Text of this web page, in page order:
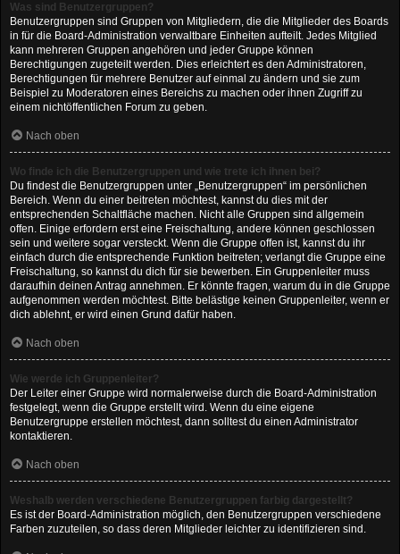
Was sind Benutzergruppen?
Benutzergruppen sind Gruppen von Mitgliedern, die die Mitglieder des Boards
in für die Board-Administration verwaltbare Einheiten aufteilt. Jedes Mitglied
kann mehreren Gruppen angehören und jeder Gruppe können
Berechtigungen zugeteilt werden. Dies erleichtert es den Administratoren,
Berechtigungen für mehrere Benutzer auf einmal zu ändern und sie zum
Beispiel zu Moderatoren eines Bereichs zu machen oder ihnen Zugriff zu
einem nichtöffentlichen Forum zu geben.
Nach oben
Wo finde ich die Benutzergruppen und wie trete ich ihnen bei?
Du findest die Benutzergruppen unter „Benutzergruppen“ im persönlichen
Bereich. Wenn du einer beitreten möchtest, kannst du dies mit der
entsprechenden Schaltfläche machen. Nicht alle Gruppen sind allgemein
offen. Einige erfordern erst eine Freischaltung, andere können geschlossen
sein und weitere sogar versteckt. Wenn die Gruppe offen ist, kannst du ihr
einfach durch die entsprechende Funktion beitreten; verlangt die Gruppe eine
Freischaltung, so kannst du dich für sie bewerben. Ein Gruppenleiter muss
daraufhin deinen Antrag annehmen. Er könnte fragen, warum du in die Gruppe
aufgenommen werden möchtest. Bitte belästige keinen Gruppenleiter, wenn er
dich ablehnt, er wird einen Grund dafür haben.
Nach oben
Wie werde ich Gruppenleiter?
Der Leiter einer Gruppe wird normalerweise durch die Board-Administration
festgelegt, wenn die Gruppe erstellt wird. Wenn du eine eigene
Benutzergruppe erstellen möchtest, dann solltest du einen Administrator
kontaktieren.
Nach oben
Weshalb werden verschiedene Benutzergruppen farbig dargestellt?
Es ist der Board-Administration möglich, den Benutzergruppen verschiedene
Farben zuzuteilen, so dass deren Mitglieder leichter zu identifizieren sind.